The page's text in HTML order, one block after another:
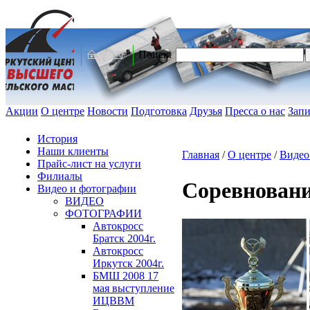
Поиск:
Акции О центре Новости Подготовка Друзья Пресса о нас
История
Наши клиенты
Прайс-лист на услуги
Филиалы
Видео и фотографии
ВИДЕО
ФОТОГРАФИИ
Автокросс
Братск 2004г.
Автокросс
Иркутск 2004г.
БМШ 2008 17
мая выступление
ИЦВВМ
Главная /О центре /